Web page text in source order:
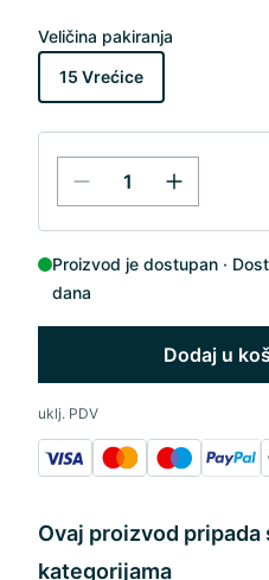
Veličina pakiranja
15 Vrećice
Proizvod je dostupan
dana
Dodaj u
uklj. PDV
Ovaj proizvod pripada
kategorijama